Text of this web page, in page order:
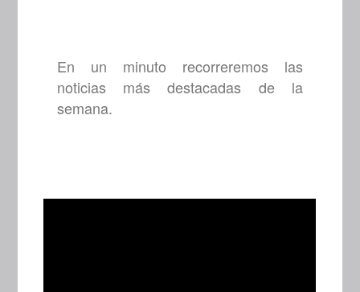
En un minuto recorreremos las
noticias más destacadas de la
semana.